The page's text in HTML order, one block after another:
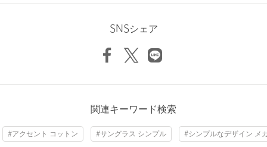
購入カラー：MD.BROWN
セール中だったので安く購入できました。満足しています。あ
2人が参考になったと回答
参考になった
SNSシェア
関連キーワード検索
#アクセント コットン #サングラス シンプル #シンプルなデザイン メ